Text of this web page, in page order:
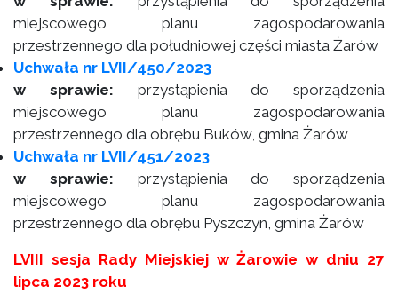
miejscowego planu zagospodarowania
przestrzennego dla południowej części miasta Żarów
Uchwała nr LVII/450/2023
w sprawie: przystąpienia do sporządzenia
miejscowego planu zagospodarowania
przestrzennego dla obrębu Buków, gmina Żarów
Uchwała nr LVII/451/2023
w sprawie: przystąpienia do sporządzenia
miejscowego planu zagospodarowania
przestrzennego dla obrębu Pyszczyn, gmina Żarów
LVIII sesja Rady Miejskiej w Żarowie w dniu 27
lipca 2023 roku